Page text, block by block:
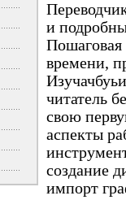
и
Пошаговая
времени,
читатель
свою
аспекты
создание
импорт